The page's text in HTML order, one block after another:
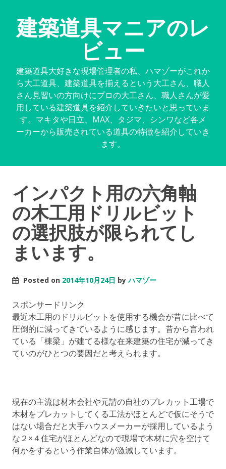
建築道具マニアのレ
ビュー
建築道具大好きな現場管理者の私、ハマゾーがこれか
ら大工道具、建築道具を揃えるという大工さん、職人
さん見習いの方向けにプロの大工さん、職人さんが愛
用している建築道具を紹介していきたいと思っていま
す。マキタや日立、MAX、タジマ、シンワなど各メ
ーカーから販売されている道具の特徴を紹介していき
ます。
インパクト用の六角軸
の木工用ドリルビット
の選択肢が限られてし
まいます。
Posted on 2014年10月24日 byハマゾー
スポンサードリンク
最近木工用のドリルビットを使用する機会が昔に比べて
圧倒的に減ってきているように感じます。昔から言われ
ている「棟梁」が建てる様な在来建築の住宅が減ってき
ていのがひとつの要因だと考えられます。
現在の主流は材木会社や元請の自社のプレカット工場で
木材をプレカットしてくる工法がほとんどで仮にそうで
はない場合だと大手ハウスメーカーが採用しているよう
な２×４住宅がほとんどなので現場で木材に穴を空けて
何かをするという作業自体が激減しています。